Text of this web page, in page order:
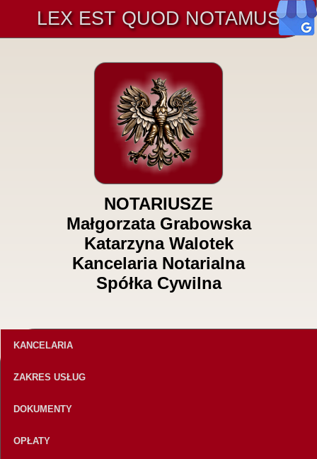
LEX EST QUOD NOTAMUS
NOTARIUSZE
Małgorzata Grabowska
Katarzyna Walotek
Kancelaria Notarialna
Spółka Cywilna
KANCELARIA
ZAKRES USŁUG
DOKUMENTY
OPŁATY